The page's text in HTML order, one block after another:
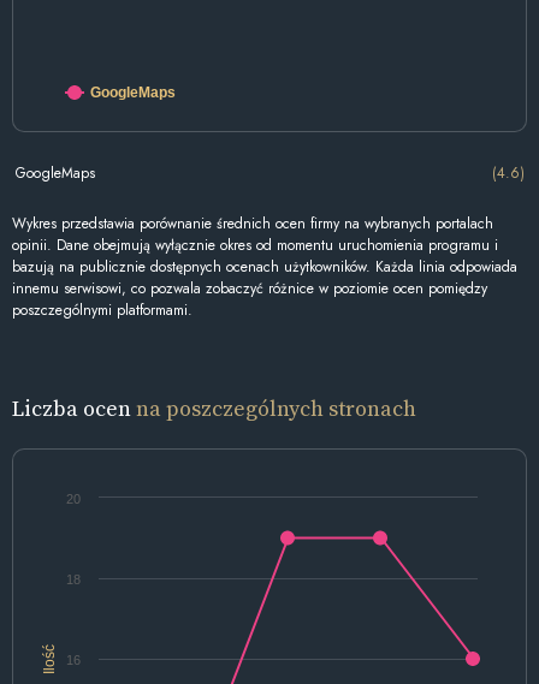
GoogleMaps
GoogleMaps (4.6)
Wykres przedstawia porównanie średnich ocen firmy na wybranych portalach
opinii. Dane obejmują wyłącznie okres od momentu uruchomienia programu i
bazują na publicznie dostępnych ocenach użytkowników. Każda linia odpowiada
innemu serwisowi, co pozwala zobaczyć różnice w poziomie ocen pomiędzy
poszczególnymi platformami.
Liczba ocenna poszczególnych stronach
Ilość 16
18
20